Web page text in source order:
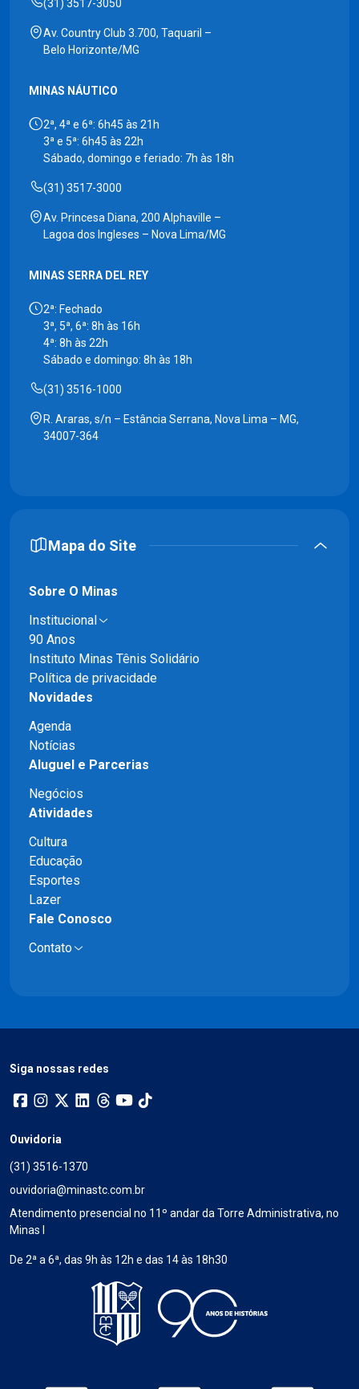
(31) 3517-3050
Av. Country Club 3.700, Taquaril –
Belo Horizonte/MG
MINAS NÁUTICO
2ª, 4ª e 6ª: 6h45 às 21h
3ª e 5ª: 6h45 às 22h
Sábado, domingo e feriado: 7h às 18h
(31) 3517-3000
Av. Princesa Diana, 200 Alphaville –
Lagoa dos Ingleses – Nova Lima/MG
MINAS SERRA DEL REY
2ª: Fechado
3ª, 5ª, 6ª: 8h às 16h
4ª: 8h às 22h
Sábado e domingo: 8h às 18h
(31) 3516-1000
R. Araras, s/n – Estância Serrana, Nova Lima – MG,
34007-364
Mapa do Site
Sobre O Minas
Institucional
90 Anos
Instituto Minas Tênis Solidário
Política de privacidade
Novidades
Agenda
Notícias
Aluguel e Parcerias
Negócios
Atividades
Cultura
Educação
Esportes
Lazer
Fale Conosco
Contato
Siga nossas redes
Ouvidoria
(31) 3516-1370
ouvidoria@minastc.com.br
Atendimento presencial no 11º andar da Torre Administrativa, no
Minas I
De 2ª a 6ª, das 9h às 12h e das 14 às 18h30